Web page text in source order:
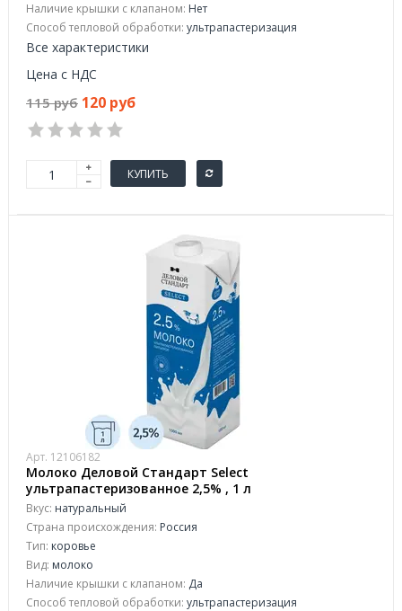
Наличие крышки с клапаном: Нет
Способ тепловой обработки: ультрапастеризация
Все характеристики
Цена с НДС
115 руб 120 руб
КУПИТЬ
Арт. 12106182
Молоко Деловой Стандарт Select
ультрапастеризованное 2,5% , 1 л
Вкус: натуральный
Страна происхождения: Россия
Тип: коровье
Вид: молоко
Наличие крышки с клапаном: Да
Способ тепловой обработки: ультрапастеризация